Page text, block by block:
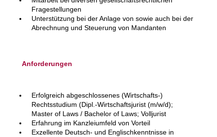
Fragestellungen
Unterstützung bei der Anlage von sowie auch bei der
Abrechnung und Steuerung von Mandanten
Anforderungen
Erfolgreich abgeschlossenes (Wirtschafts-)
Rechtsstudium (Dipl.-Wirtschaftsjurist (m/w/d);
Master of Laws / Bachelor of Laws; Volljurist
Erfahrung im Kanzleiumfeld von Vorteil
Exzellente Deutsch- und Englischkenntnisse in